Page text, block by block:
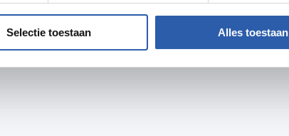
Selectie toestaan Alles toestaan